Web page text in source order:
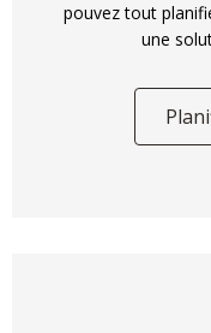
pouvez tout
une